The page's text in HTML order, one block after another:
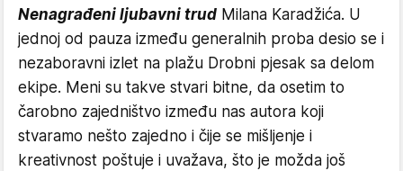
Nenagrađeni ljubavni trud Milana Karadžića. U
jednoj od pauza između generalnih proba desio se i
nezaboravni izlet na plažu Drobni pjesak sa delom
ekipe. Meni su takve stvari bitne, da osetim to
čarobno zajedništvo između nas autora koji
stvaramo nešto zajedno i čije se mišljenje i
kreativnost poštuje i uvažava, što je možda još